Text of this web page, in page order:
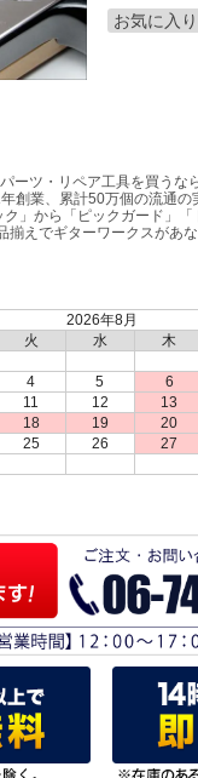
お気に入
ーツ・リペア工具を買うな
創業、累計50万個の流通の
ク」から「ピックガード」
揃えでギターワークスがあ
2026年8月
火 水 木
4 5 6
11 12 13
18 19 20
25 26 27